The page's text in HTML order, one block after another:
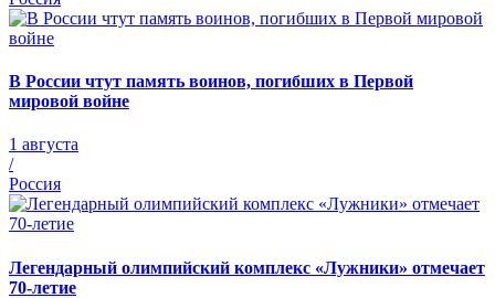
В России чтут память воинов, погибших в Первой
мировой войне
1 августа
/
Россия
Легендарный олимпийский комплекс «Лужники» отмечает
70-летие